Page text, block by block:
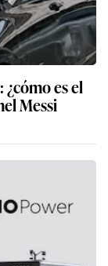
es el
Messi